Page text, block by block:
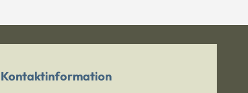
Kontaktinformation